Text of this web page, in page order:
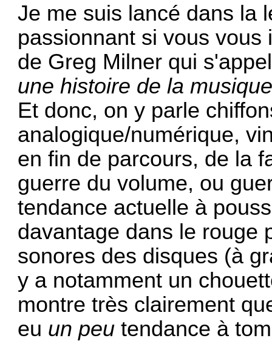
Je me suis lancé dans la
passionnant si vous
de Greg Milner qui
une histoire de la
Et donc, on y parle
analogique/numérique,
en fin de parcours, de la
guerre du volume, ou
tendance actuelle à
davantage dans le rouge
sonores des disques (à
y a notamment un
montre très clairement
eu un peu tendance à